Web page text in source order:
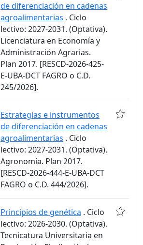
de diferenciación en cadenas
agroalimentarias . Ciclo
lectivo: 2027-2031. (Optativa).
Licenciatura en Economía y
Administración Agrarias.
Plan 2017. [RESCD-2026-425-
E-UBA-DCT FAGRO o C.D.
245/2026].
Estrategias e instrumentos
de diferenciación en cadenas
agroalimentarias . Ciclo
lectivo: 2027-2031. (Optativa).
Agronomía. Plan 2017.
[RESCD-2026-444-E-UBA-DCT
FAGRO o C.D. 444/2026].
Principios de genética . Ciclo
lectivo: 2026-2030. (Optativa).
Tecnicatura Universitaria en